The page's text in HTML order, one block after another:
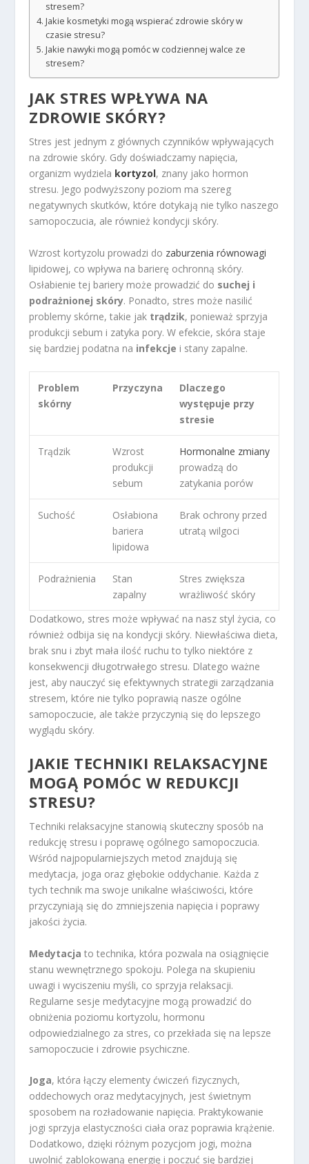
stresem?
Jakie kosmetyki mogą wspierać zdrowie skóry w
czasie stresu?
Jakie nawyki mogą pomóc w codziennej walce ze
stresem?
JAK STRES WPŁYWA NA
ZDROWIE SKÓRY?
Stres jest jednym z głównych czynników wpływających
na zdrowie skóry. Gdy doświadczamy napięcia,
organizm wydziela kortyzol, znany jako hormon
stresu. Jego podwyższony poziom ma szereg
negatywnych skutków, które dotykają nie tylko naszego
samopoczucia, ale również kondycji skóry.
Wzrost kortyzolu prowadzi do zaburzenia równowagi
lipidowej, co wpływa na barierę ochronną skóry.
Osłabienie tej bariery może prowadzić do suchej i
podrażnionej skóry. Ponadto, stres może nasilić
problemy skórne, takie jak trądzik, ponieważ sprzyja
produkcji sebum i zatyka pory. W efekcie, skóra staje
się bardziej podatna na infekcje i stany zapalne.
Problem
skórny
Przyczyna
Dlaczego
występuje przy
stresie
Trądzik
Wzrost
produkcji
sebum
Hormonalne zmiany
prowadzą do
zatykania porów
Suchość
Osłabiona
bariera
lipidowa
Brak ochrony przed
utratą wilgoci
Podrażnienia
Stan
zapalny
Stres zwiększa
wrażliwość skóry
Dodatkowo, stres może wpływać na nasz styl życia, co
również odbija się na kondycji skóry. Niewłaściwa dieta,
brak snu i zbyt mała ilość ruchu to tylko niektóre z
konsekwencji długotrwałego stresu. Dlatego ważne
jest, aby nauczyć się efektywnych strategii zarządzania
stresem, które nie tylko poprawią nasze ogólne
samopoczucie, ale także przyczynią się do lepszego
wyglądu skóry.
JAKIE TECHNIKI RELAKSACYJNE
MOGĄ POMÓC W REDUKCJI
STRESU?
Techniki relaksacyjne stanowią skuteczny sposób na
redukcję stresu i poprawę ogólnego samopoczucia.
Wśród najpopularniejszych metod znajdują się
medytacja, joga oraz głębokie oddychanie. Każda z
tych technik ma swoje unikalne właściwości, które
przyczyniają się do zmniejszenia napięcia i poprawy
jakości życia.
Medytacja to technika, która pozwala na osiągnięcie
stanu wewnętrznego spokoju. Polega na skupieniu
uwagi i wyciszeniu myśli, co sprzyja relaksacji.
Regularne sesje medytacyjne mogą prowadzić do
obniżenia poziomu kortyzolu, hormonu
odpowiedzialnego za stres, co przekłada się na lepsze
samopoczucie i zdrowie psychiczne.
Joga, która łączy elementy ćwiczeń fizycznych,
oddechowych oraz medytacyjnych, jest świetnym
sposobem na rozładowanie napięcia. Praktykowanie
jogi sprzyja elastyczności ciała oraz poprawia krążenie.
Dodatkowo, dzięki różnym pozycjom jogi, można
uwolnić zablokowaną energię i poczuć się bardziej